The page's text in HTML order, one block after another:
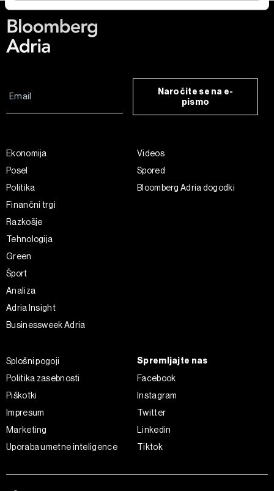
Skupni upravljavci obdelave so HD-WIN ARENA SPORT
d.o.o. in
Partnerji
vaših pravicah glede teh podatkov najdete v naši
zasebnosti
Piškotke lahko kadar koli ponovno prilagodite tako, da
kliknete možnost »Prikaži podrobnosti«. Privolitev lahko
kadar koli prekličete brez kakršnih koli posledic.
Naročite se na e-
pismo
Ekonomija
Posel
Politika
Finančni trgi
Razkošje
Tehnologija
Green
Šport
Analiza
Adria Insight
Businessweek Adria
Videos
Spored
Bloomberg Adria dogodki
Splošni pogoji
Politika zasebnosti
Piškotki
Impresum
Marketing
Uporaba umetne inteligence
Spremljajte nas
Facebook
Instagram
Twitter
Linkedin
Tiktok